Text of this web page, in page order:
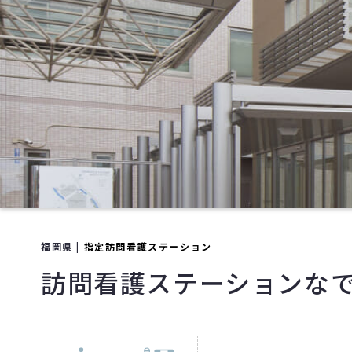
福岡県 | 指定訪問看護ステーション
訪問看護ステーションな